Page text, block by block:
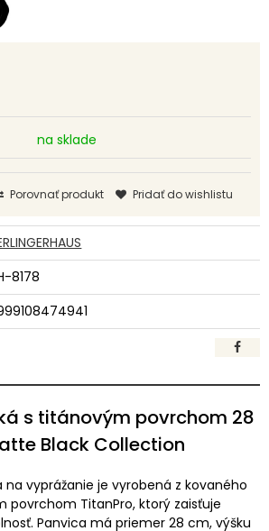
na sklade
Porovnať produkt Pridať do wishlistu
8178
s titánovým povrchom 28
Black Collection
vyprážanie je vyrobená z kovaného
povrchom TitanPro, ktorý zaisťuje
Panvica má priemer 28 cm, výšku